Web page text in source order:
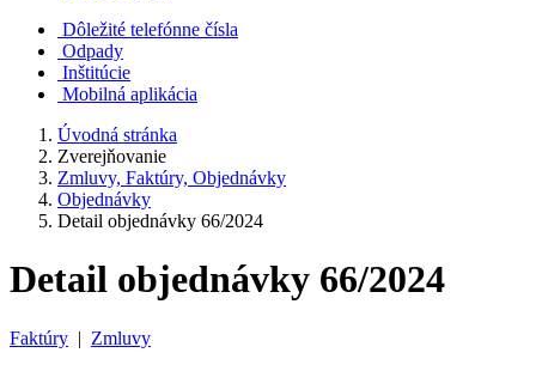
Dôležité telefónne čísla
Odpady
Inštitúcie
Mobilná aplikácia
Úvodná stránka
Zverejňovanie
Zmluvy, Faktúry, Objednávky
Objednávky
Detail objednávky 66/2024
Detail objednávky 66/2024
Faktúry | Zmluvy